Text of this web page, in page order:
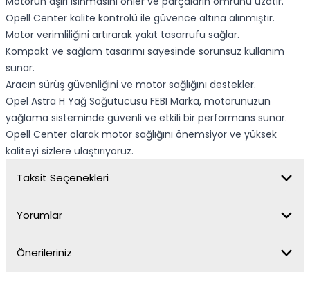
Opell Center kalite kontrolü ile güvence altına alınmıştır.
Motor verimliliğini artırarak yakıt tasarrufu sağlar.
Kompakt ve sağlam tasarımı sayesinde sorunsuz kullanım
sunar.
Aracın sürüş güvenliğini ve motor sağlığını destekler.
Opel Astra H Yağ Soğutucusu FEBI Marka, motorunuzun
yağlama sisteminde güvenli ve etkili bir performans sunar.
Opell Center olarak motor sağlığını önemsiyor ve yüksek
kaliteyi sizlere ulaştırıyoruz.
Taksit Seçenekleri
Yorumlar
Önerileriniz